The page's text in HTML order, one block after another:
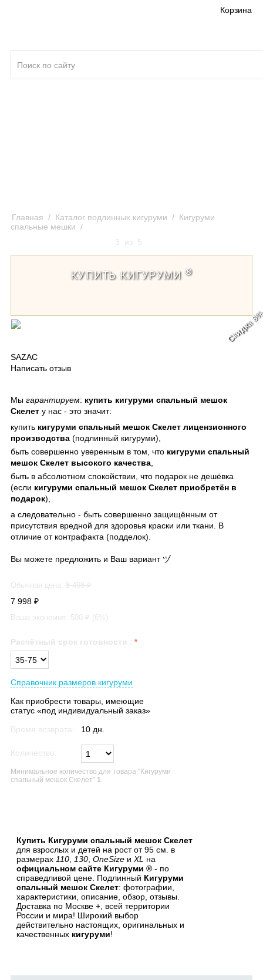
Корзина
Главная / Каталог подлинных кигуруми / Кигуруми
спальные мешки /
3
из 5
КУПИТЬ КИГУРУМИ ®
Скидка
SAZAC
Написать отзыв
Мы гарантируем: купить кигуруми спальный мешок
Скелет у нас - это значит:
купить кигуруми спальный мешок Скелет лицензионного
производства (подлинный кигуруми),
быть совершенно уверенным в том, что кигуруми спальный
мешок Скелет высокого качества
быть в абсолютном спокойствии, что подарок не дешёвка
(если кигуруми спальный мешок Скелет приобретён в
подарок),
а следовательно - быть совершенно защищённым от
присутствия вредной для здоровья краски или ткани. В
отличие от контрафакта (подделок).
Вы можете предложить и Ваш вариант ヅ
Обычная цена: 8 498 ₽
7 998 ₽
Ваша экономия: 500 ₽ ( 6 %)
Расчётный срок готовности :
Справочник размеров кигуруми
Как приобрести товары, имеющие
статус «под индивидуальный заказ»
Время возврата:
10 дн.
Количество:
Минимальное количество для товара "Кигуруми
спальный мешок Скелет" 1.
Купить Кигуруми спальный мешок Скелет
для взрослых и детей на рост от 95 см. в
размерах 110 130 OneSize и XL на
официальном сайте Кигуруми ® - по
справедливой цене. Подлинный Кигуруми
спальный мешок Скелет: фотографии,
характеристики, описание, обзор, отзывы.
Доставка по Москве +, всей территории
России и мира! Широкий выбор
действительно настоящих, оригинальных и
качественных кигуруми!